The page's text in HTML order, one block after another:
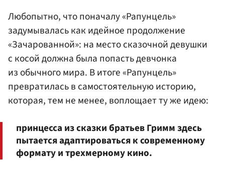
Любопытно, что поначалу «Рапунцель»
задумывалась как идейное продолжение
«Зачарованной»: на место сказочной девушки
с косой должна была попасть девчонка
из обычного мира. В итоге «Рапунцель»
превратилась в самостоятельную историю,
которая, тем не менее, воплощает ту же идею:
принцесса из сказки братьев Гримм здесь
пытается адаптироваться к современному
формату и трехмерному кино.